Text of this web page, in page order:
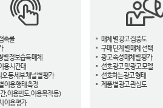
촉률
별 정보습득 매체
용 시간대
등 세부 채널 별 평가
이용 행태 측정
, 이용빈도, 이용목적 등)
이용 평가
매체 별 광고 집중도
구매 단계 별 매체 선택
광고 속성 매체별 평가
선호 광고 및 광고 모델
선호하는 광고 형태
제품 별 광고 관심도